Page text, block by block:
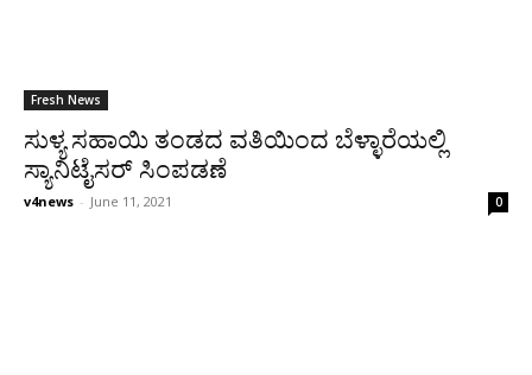
Fresh News
ಸುಳ್ಯ ಸಹಾಯಿ ತಂಡದ ವತಿಯಿಂದ ಬೆಳ್ಳಾರೆಯಲ್ಲಿ
ಸ್ಯಾನಿಟೈಸರ್ ಸಿಂಪಡಣೆ
v4news - June 11, 2021 0